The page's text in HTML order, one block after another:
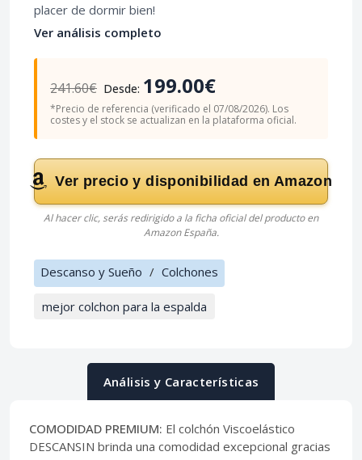
placer de dormir bien!
Ver análisis completo
241.60€ Desde: 199.00€
*Precio de referencia (verificado el 07/08/2026). Los
costes y el stock se actualizan en la plataforma oficial.
Ver precio y disponibilidad en Amazon
Al hacer clic, serás redirigido a la ficha oficial del producto en
Amazon España.
Descanso y Sueño / Colchones
mejor colchon para la espalda
Análisis y Características
COMODIDAD PREMIUM: El colchón Viscoelástico
DESCANSIN brinda una comodidad excepcional gracias